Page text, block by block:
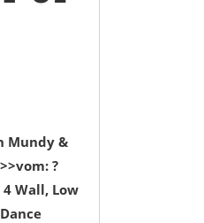
Mundy &
?
Wall, Low